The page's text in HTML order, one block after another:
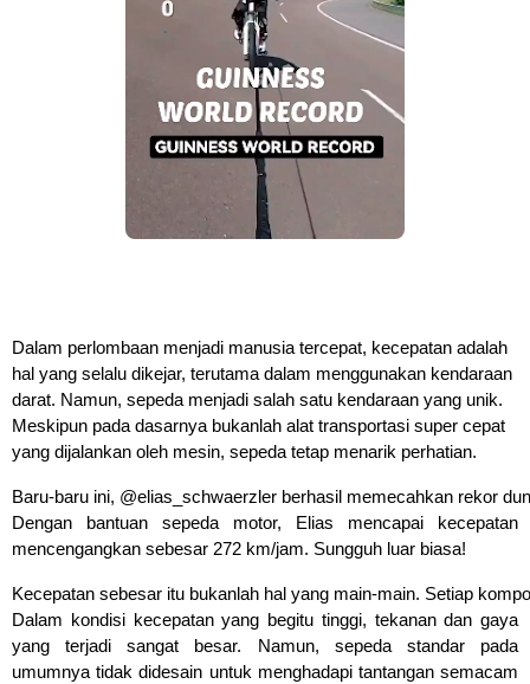
Dalam perlombaan menjadi manusia tercepat, kecepatan adalah
hal yang selalu dikejar, terutama dalam menggunakan kendaraan
darat. Namun, sepeda menjadi salah satu kendaraan yang unik.
Meskipun pada dasarnya bukanlah alat transportasi super cepat
yang dijalankan oleh mesin, sepeda tetap menarik perhatian.
Baru-baru ini, @elias_schwaerzler berhasil memecahkan rekor
Dengan bantuan sepeda motor,
Elias mencapai kecepatan
mencengangkan sebesar 272 km/jam. Sungguh luar biasa!
Kecepatan sebesar itu bukanlah hal yang main-main. Setiap
Dalam kondisi kecepatan yang begitu tinggi, tekanan dan gaya
yang terjadi sangat besar.
Namun, sepeda standar pada
umumnya tidak didesain untuk menghadapi tantangan semacam